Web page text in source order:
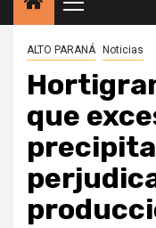
Menú
principal
ALTO PARANÁ Noticias
que